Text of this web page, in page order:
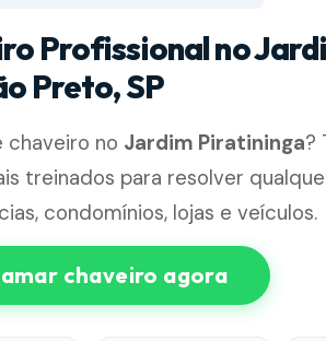
Profissional no
Preto, SP
chaveiro no Jardim Piratininga?
treinados para resolver
condomínios, lojas e veículos.
chaveiro agora